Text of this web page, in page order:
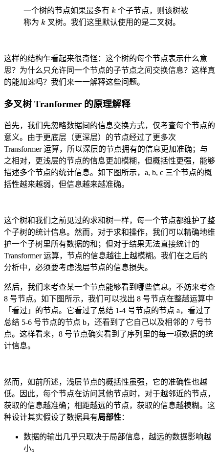
一个树的节点如果最多有 k 个子节点，则该树被
称为 k 叉树。我们这里默认使用的是二叉树。
这样的结构乍看起来很奇怪：这个树的每个节点表示什么意
思？为什么只允许同一个节点的子节点之间交换信息？这样真
的能加速吗？我们来一一解释这些问题。
多叉树 Tranformer 的原理解释
首先，我们先忽略数据间的信息交换方式，仅考查每个节点的
意义。由于更底层（更深层）的节点经过了更多次
Transformer 运算，所以深层的节点拥有的信息更加准确；与
之相对，更浅层的节点的信息更加模糊，但概括性更强，能够
描述多个节点的统计信息。如下图所示，a, b, c 三个节点的概
括性越来越弱，但信息越来越准确。
这个树和我们之前见过的求和树一样，每一个节点都维护了整
个子树的统计信息。然而，对于求和操作，我们可以精确地维
护一个子树里所有数据的和；但对于结果无法直接统计的
Transformer 运算，节点的信息越往上越模糊。我们在之后的
分析中，必须要考虑浅层节点的信息损失。
然后，我们来考查某一个节点能够看到哪些信息。不妨来考查
8 号节点。如下图所示，我们可以找出 8 号节点在整趟运算中
「看过」的节点。它看过了总结 1-4 号节点的节点 a，看过了
总结 5-6 号节点的节点 b，还看到了它自己以及相邻的 7 号节
点。这样看来，8 号节点确实看到了序列里的每一项数据的统
计信息。
然而，如前所述，浅层节点的概括性虽强，它的准确性也越
低。因此，每个节点在访问其他节点时，对于越邻近的节点，
获取的信息越准确；相距越远的节点，获取的信息越模糊。这
种设计其实假设了数据具有局部性：
数据的输出几乎只取决于局部信息，越远的数据影响越
小。